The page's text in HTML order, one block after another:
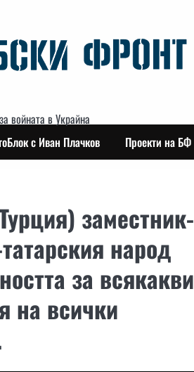
войната в Украйна
с Иван Плачков Проекти на БФ
заместник-
народ
за всякакви
на всички